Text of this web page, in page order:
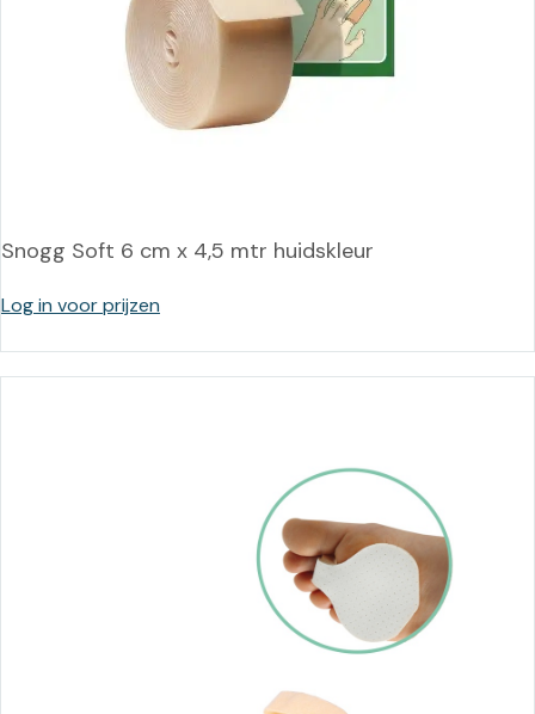
Snogg Soft 6 cm x 4,5 mtr huidskleur
Log in voor prijzen